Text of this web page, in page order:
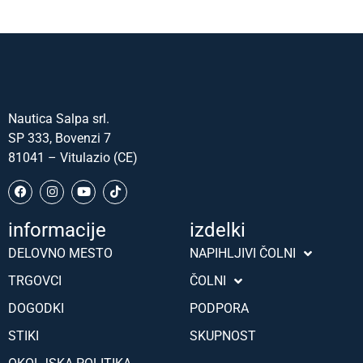
Nautica Salpa srl.
SP 333, Bovenzi 7
81041 – Vitulazio (CE)
informacije
DELOVNO MESTO
TRGOVCI
DOGODKI
STIKI
izdelki
NAPIHLJIVI ČOLNI
ČOLNI
PODPORA
SKUPNOST